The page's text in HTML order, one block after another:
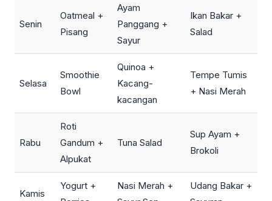
Senin
Oatmeal +
Pisang
Ayam
Panggang +
Sayur
Ikan Bakar +
Salad
Selasa
Smoothie
Bowl
Quinoa +
Kacang-
kacangan
Tempe Tumis
+ Nasi Merah
Rabu
Roti
Gandum +
Alpukat
Tuna Salad
Sup Ayam +
Brokoli
Kamis
Yogurt +
Nasi Merah +
Udang Bakar +